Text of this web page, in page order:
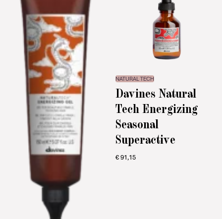
NATURAL TECH
Davines Natural
Tech Energizing
Seasonal
Superactive
€91,15